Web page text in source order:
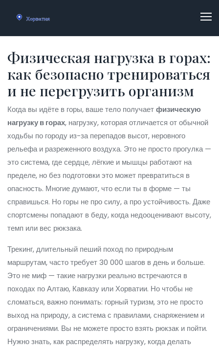
Физическая нагрузка в горах:
как безопасно тренироваться
и не перегрузить организм
Когда вы идёте в горы, ваше тело получаетфизическую
нагрузку в горах, нагрузку, которая отличается от обычной
ходьбы по городу из-за перепадов высот, неровного
рельефа и разреженного воздуха. Это не просто прогулка —
это система, где сердце, лёгкие и мышцы работают на
пределе, но без подготовки это может превратиться в
опасность. Многие думают, что если ты в форме — ты
справишься. Но горы не про силу, а про устойчивость. Даже
спортсмены попадают в беду, когда недооценивают высоту,
темп или вес рюкзака.
Трекинг,длительный пеший поход по природным
маршрутам, часто требует 30 000 шагов в день и больше.
Это не миф — такие нагрузки реально встречаются в
походах по Алтаю, Кавказу или Хорватии. Но чтобы не
сломаться, важно понимать: горный туризм,это не просто
выход на природу, а система с правилами, снаряжением и
ограничениями. Вы не можете просто взять рюкзак и пойти.
Нужно знать, как распределять нагрузку, когда делать